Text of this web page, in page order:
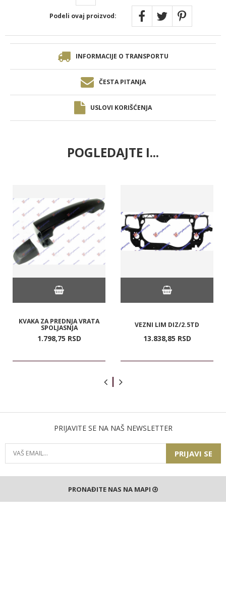
Podeli ovaj proizvod:
INFORMACIJE O TRANSPORTU
ČESTA PITANJA
USLOVI KORIŠĆENJA
POGLEDAJTE I...
KVAKA ZA PREDNJA VRATA
SPOLJASNJA
1.798,75 RSD
VEZNI LIM DIZ/2.5TD
13.838,85 RSD
PRIJAVITE SE NA NAŠ NEWSLETTER
PRIJAVI SE
PRONAĐITE NAS NA MAPI